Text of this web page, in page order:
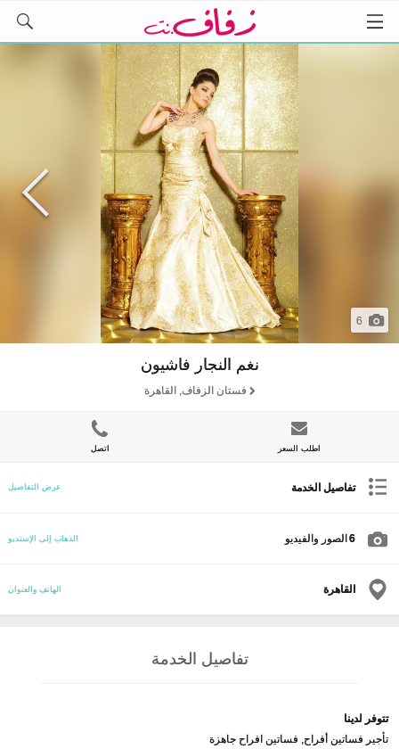
6
نغم النجار فاشيون
فستان الزفاف, القاهرة
اطلب السعر اتصل
تفاصيل الخدمة عرض التفاصيل
6 الصور والفيديو الذهاب إلى الإستديو
القاهرة الهاتف والعنوان
تفاصيل الخدمة
تتوفر لدينا
تأجير فساتين أفراح, فساتين افراح جاهزة